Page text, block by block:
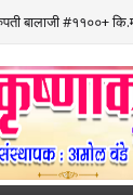
बालाजी #११००+